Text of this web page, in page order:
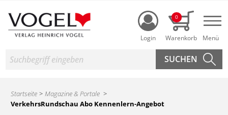
Login
0
Suche
Startseite
Magazine & Portale
VerkehrsRundschau Abo Kennenlern-Angebot